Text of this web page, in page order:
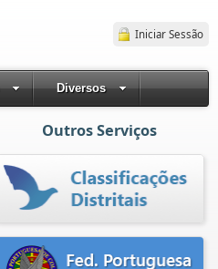
Iniciar Sessão
Diversos
Outros Serviços